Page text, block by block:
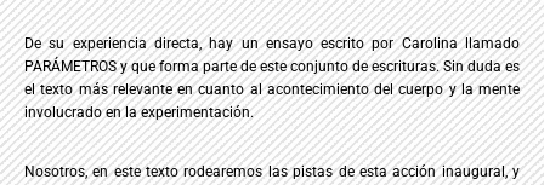
De su experiencia directa, hay un ensayo escrito por Carolina llamado
PARÁMETROS y que forma parte de este conjunto de escrituras. Sin duda es
el texto más relevante en cuanto al acontecimiento del cuerpo y la mente
involucrado en la experimentación.
Nosotros, en este texto rodearemos las pistas de esta acción inaugural, y